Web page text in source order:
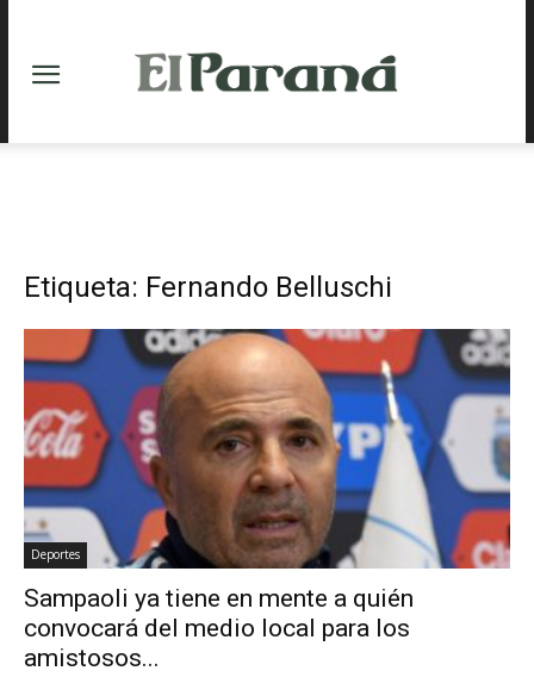
Etiqueta: Fernando Belluschi
Deportes
Sampaoli ya tiene en mente a quién
convocará del medio local para los
amistosos...